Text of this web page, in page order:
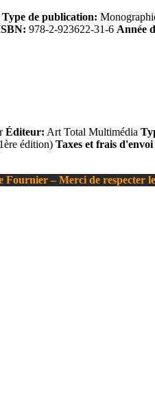
Type de publication:
978-2-923622-31-6 Année
Éditeur: Art Total Multimédia
édition) Taxes et frais
Fournier – Merci de respecter